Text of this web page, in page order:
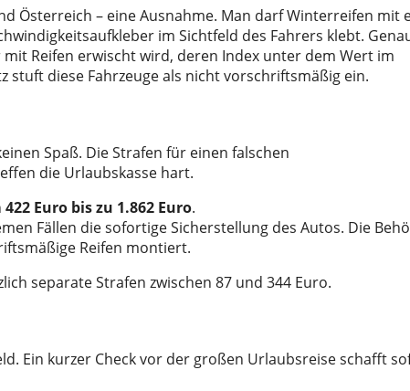
Österreich – eine Ausnahme. Man darf Winterreifen mit
im Sichtfeld des Fahrers klebt.
Reifen erwischt wird, deren Index unter dem Wert im
stuft diese Fahrzeuge als nicht vorschriftsmäßig ein.
Spaß. Die Strafen für einen falschen
die Urlaubskasse hart.
422 Euro bis zu 1.862 Euro.
Fällen die sofortige Sicherstellung des Autos. Die
Reifen montiert.
separate Strafen zwischen 87 und 344 Euro.
Ein kurzer Check vor der großen Urlaubsreise schafft